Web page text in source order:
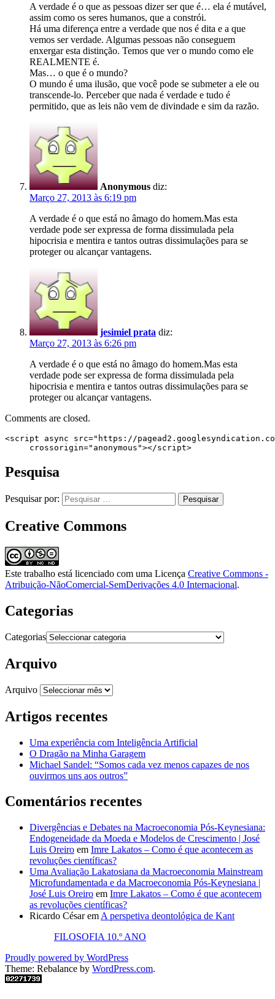
A verdade é o que as pessoas dizer ser que é… ela é mutável,
assim como os seres humanos, que a constrói.
Há uma diferença entre a verdade que nos é dita e a que
vemos ser verdade. Algumas pessoas não conseguem
enxergar esta distinção. Temos que ver o mundo como ele
REALMENTE é.
Mas… o que é o mundo?
O mundo é uma ilusão, que você pode se submeter a ele ou
transcende-lo. Perceber que nada é verdade e tudo é
permitido, que as leis não vem de divindade e sim da razão.
Anonymous diz:
Março 27, 2013 às 6:19 pm
A verdade é o que está no âmago do homem.Mas esta
verdade pode ser expressa de forma dissimulada pela
hipocrisia e mentira e tantos outras dissimulações para se
proteger ou alcançar vantagens.
jesimiel prata diz:
Março 27, 2013 às 6:26 pm
A verdade é o que está no âmago do homem.Mas esta
verdade pode ser expressa de forma dissimulada pela
hipocrisia e mentira e tantos outras dissimulações para se
proteger ou alcançar vantagens.
Comments are closed.
<script async src="https://
     crossorigin="anonymous"></script>
Pesquisa
Pesquisar por:
Creative Commons
Este trabalho está licenciado com uma Licença Creative Commons -
Atribuição-NãoComercial-SemDerivações 4.0 Internacional.
Categorias
Categorias
Arquivo
Arquivo
Artigos recentes
Uma experiência com Inteligência Artificial
O Dragão na Minha Garagem
Michael Sandel: “Somos cada vez menos capazes de nos
ouvirmos uns aos outros”
Comentários recentes
Divergências e Debates na Macroeconomia Pós-Keynesiana:
Endogeneidade da Moeda e Modelos de Crescimento | José
Luis Oreiro em Imre Lakatos – Como é que acontecem as
revoluções científicas?
Uma Avaliação Lakatosiana da Macroeconomia Mainstream
Microfundamentada e da Macroeconomia Pós-Keynesiana |
José Luis Oreiro em Imre Lakatos – Como é que acontecem
as revoluções científicas?
Ricardo Césarem A perspetiva deontológica de Kant
FILOSOFIA 10.º ANO
Proudly powered by WordPress
Theme: Rebalance by WordPress.com.